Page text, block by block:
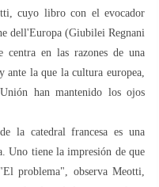
cuyo libro con el evocador
dell'Europa (Giubilei Regnani
en las razones de una
ante la que la cultura europea,
han mantenido los ojos
la catedral francesa es una
Uno tiene la impresión de que
problema", observa Meotti,